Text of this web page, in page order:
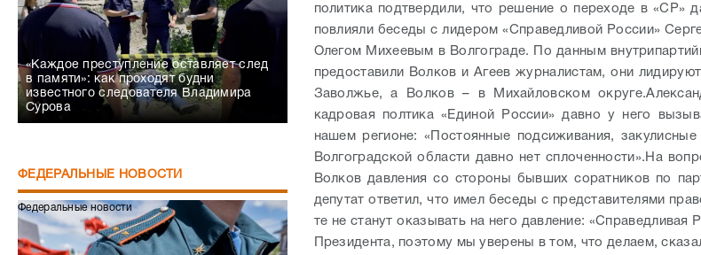
«Каждое преступление оставляет след
в памяти»: как проходят будни
известного следователя Владимира
Сурова
ФЕДЕРАЛЬНЫЕ НОВОСТИ
Федеральные новости
политика подтвердили, что решение о переходе в «СР»
повлияли беседы с лидером «Справедливой России»
Олегом Михеевым в Волгограде.
По данным
предоставили Волков и Агеев журналистам, они
Заволжье, а Волков – в Михайловском округе.
кадровая полтика «Единой России» давно у него
нашем регионе: «Постоянные подсиживания,
Волгоградской области давно нет сплоченности». На
Волков давления со стороны бывших соратников по
депутат ответил, что имел беседы с представителями
те не станут оказывать на него давление: «Справедливая
Президента, поэтому мы уверены в том, что делаем,